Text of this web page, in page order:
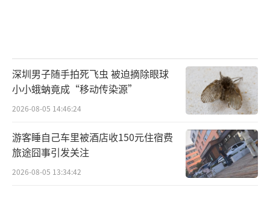
深圳男子随手拍死飞虫 被迫摘除眼球
小小蛾蚋竟成“移动传染源”
2026-08-05 14:46:24
游客睡自己车里被酒店收150元住宿费
旅途囧事引发关注
2026-08-05 13:34:42